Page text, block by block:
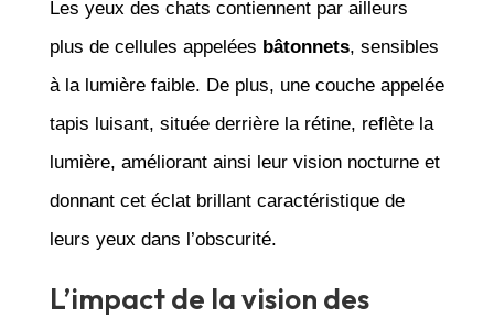
Les yeux des chats contiennent par ailleurs
plus de cellules appelées bâtonnets, sensibles
à la lumière faible. De plus, une couche appelée
tapis luisant, située derrière la rétine, reflète la
lumière, améliorant ainsi leur vision nocturne et
donnant cet éclat brillant caractéristique de
leurs yeux dans l’obscurité.
L’impact de la vision des